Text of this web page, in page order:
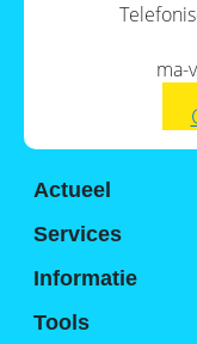
ma-
Actueel
Academy
Support
FAQ
Services
Distributie
Informatie
Over ons
Tools